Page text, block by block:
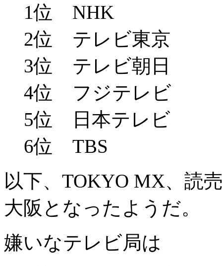
1位 NHK
2位 テレビ東京
3位 テレビ朝日
4位 フジテレビ
5位 日本テレビ
6位 TBS
以下、TOKYO MX、読
大阪となったようだ。
嫌いなテレビ局は